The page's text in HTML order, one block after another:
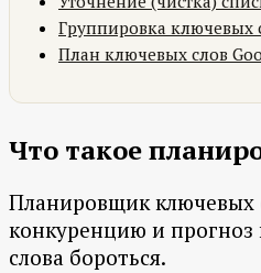
Группировка ключевых
План ключевых слов
Что такое
Планировщик ключевых
конкуренцию и прогноз
слова бороться.